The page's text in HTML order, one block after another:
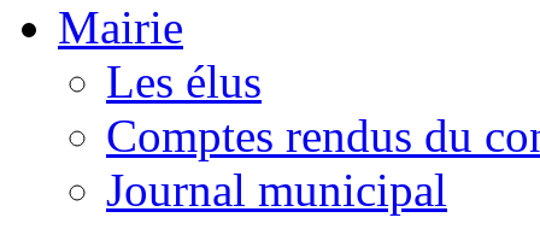
Mairie
Les élus
Comptes rendus du
Journal municipal